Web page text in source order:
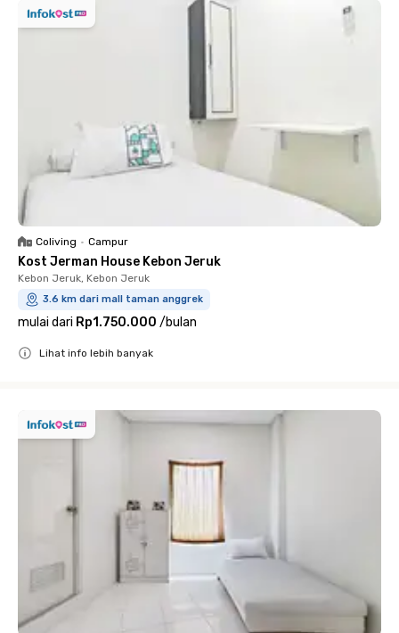
Coliving • Campur
Kost Jerman House Kebon Jeruk
Kebon Jeruk, Kebon Jeruk
3.6 km dari mall taman anggrek
mulai dari Rp1.750.000 /bulan
Lihat info lebih banyak